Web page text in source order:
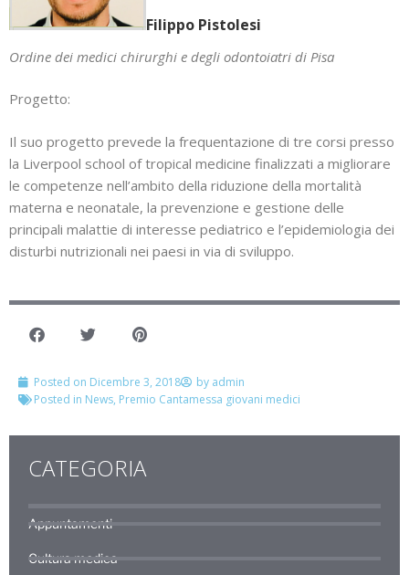
Filippo Pistolesi
Ordine dei medici chirurghi e degli odontoiatri di Pisa
Progetto:
Il suo progetto prevede la frequentazione di tre corsi presso
la Liverpool school of tropical medicine finalizzati a migliorare
le competenze nell’ambito della riduzione della mortalità
materna e neonatale, la prevenzione e gestione delle
principali malattie di interesse pediatrico e l’epidemiologia dei
disturbi nutrizionali nei paesi in via di sviluppo.
Posted on Dicembre 3, 2018 by admin
Posted in News, Premio Cantamessa giovani medici
CATEGORIA
Appuntamenti
Cultura medica